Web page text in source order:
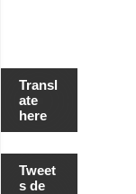
Transl
ate
here
Tweet
s de